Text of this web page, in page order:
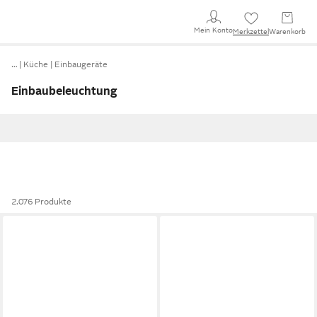
Mein KontoMerkzettel Warenkorb
… Küche Einbaugeräte
Einbaubeleuchtung
2.076 Produkte